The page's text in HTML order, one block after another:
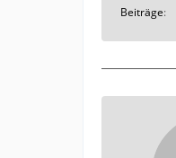
Beiträge